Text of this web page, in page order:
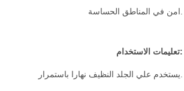
.امن في المناطق الحساسة
:تعليمات الاستخدام
.يستخدم علي الجلد النظيف نهارا باستمرار